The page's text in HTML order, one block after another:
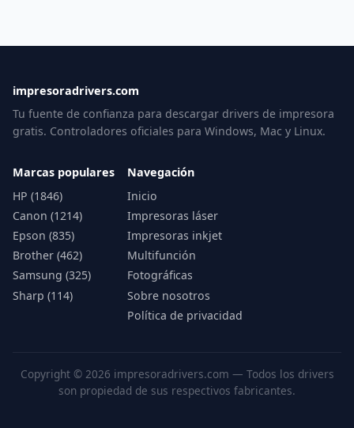
impresoradrivers.com
Tu fuente de confianza para descargar drivers de impresora
gratis. Controladores oficiales para Windows, Mac y Linux.
Marcas populares
HP (1846)
Canon (1214)
Epson (835)
Brother (462)
Samsung (325)
Sharp (114)
Navegación
Inicio
Impresoras láser
Impresoras inkjet
Multifunción
Fotográficas
Sobre nosotros
Política de privacidad
Copyright © 2026 impresoradrivers.com — Todos los drivers
son propiedad de sus respectivos fabricantes.